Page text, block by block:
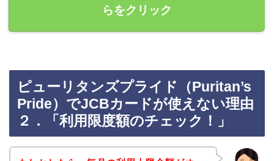
らをクリック
ピューリタンズプライド（Puritan’s
Pride）でJCBカードが使えない理由
２．「利用限度額のチェック！」